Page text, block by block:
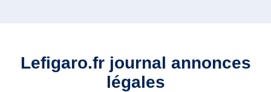
Lefigaro.fr journal annonces
légales